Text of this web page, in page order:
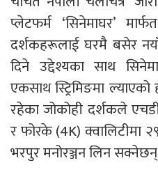
प्लेटफर्म ‘सिनेमाघर’
दर्शकहरूलाई घरमै बसेर
दिने उद्देश्यका साथ
एकसाथ स्ट्रिमिङमा
रहेका जोकोही दर्शकले
र फोरके (4K) क्वालिटीमा
भरपुर मनोरञ्जन लिन